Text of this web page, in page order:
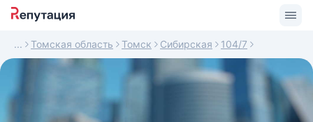
Томская область Томск Сибирская 104/7